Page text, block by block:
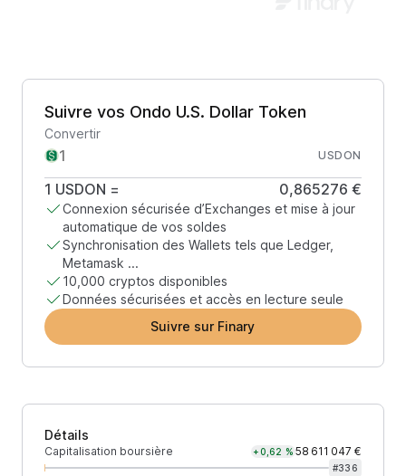
Suivre vos Ondo U.S. Dollar Token
Convertir
USDON
1 USDON = 0,865276 €
Connexion sécurisée d’Exchanges et mise à jour
automatique de vos soldes
Synchronisation des Wallets tels que Ledger,
Metamask ...
10,000 cryptos disponibles
Données sécurisées et accès en lecture seule
Suivre sur Finary
Détails
Capitalisation boursière +0,62 % 58 611 047 €
#336